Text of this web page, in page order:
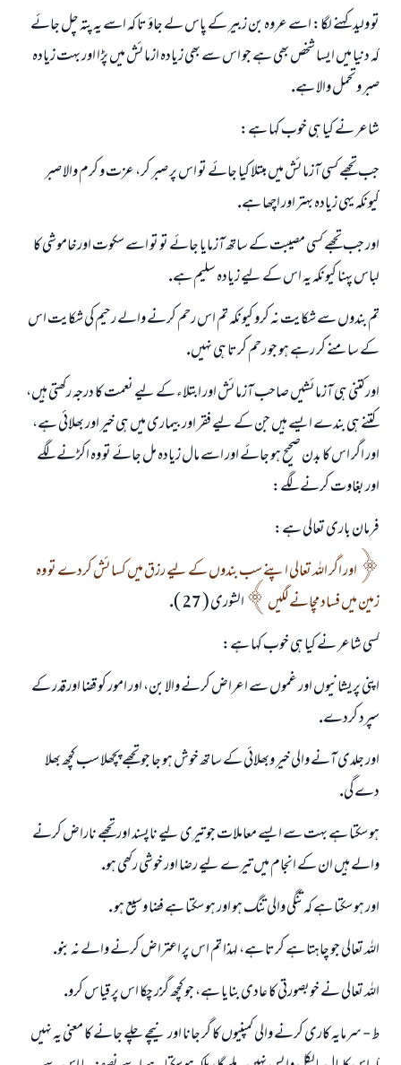
تو وليد كہنے لگا: اسے عروہ بن زبير كے پاس لے جاؤ تا كہ اسے يہ پتہ چل جائے
كہ دنيا ميں ايسا شخص بھى ہے جو اس سے بھى زيادہ ازمائش ميں پڑا اور بہت زيادہ
صبر وتحمل والا ہے.
شاعر نے كيا ہى خوب كہا ہے:
جب تجھے كسى آزمائش ميں مبتلا كيا جائے تو اس پر صبر كر، عزت و كرم والا صبر
كيونكہ يہى زيادہ بہتر اور اچھا ہے.
اور جب تجھے كسى مصيبت كے ساتھ آزمايا جائے تو تو اسے سكوت اورخاموشى كا
لباس پہنا كيونكہ يہ اس كے ليے زيادہ سليم ہے.
تم بندوں سے شكايت نہ كرو كيونكہ تم اس رحم كرنے والے رحيم كى شكايت اس
كے سامنے كر رہے ہو جو رحم كرتا ہى نہيں.
اور كتنى ہى آزمائشيں صاحب آزمائش اور ابتلاء كے ليے نعمت كا درجہ ركھتى ہيں،
كتنے ہى بندے ايسے ہيں جن كے ليے فقر اور بيمارى ميں ہى خير اور بھلائى ہے،
اور اگر اس كا بدن صحيح ہو جائے اور اسے مال زيادہ مل جائے تو وہ اكڑنے لگے
اور بغاوت كرنے لگے:
فرمان بارى تعالى ہے:
اور اگر اللہ تعالى اپنے سب بندوں كے ليے رزق ميں كسائش كردے تو وہ
زمين ميں فساد مچانے لگيں
الشورى ( 27 ).
كسى شاعر نے كيا ہى خوب كہا ہے:
اپنى پريشانيوں اور غموں سے اعراض كرنے والا بن، اور امور كو قضا اورقدر كے
سپرد كردے.
اور جلدى آنے والى خير وبھلائى كے ساتھ خوش ہو جا جو تجھے پچھلا سب كچھ بھلا
دے گى.
ہو سكتا ہے بہت سے ايسے معاملات جو تيرى ليے ناپسند اور تجھے ناراض كرنے
والے ہيں ان كے انجام ميں تيرے ليے رضا اور خوشى ركھى ہو.
اور ہو سكتا ہے كہ تنگى والى تنگ ہو اور ہو سكتا ہے فضا وسيع ہو .
اللہ تعالى جو چاہتا ہے كرتا ہے، لہذا تم اس پر اعتراض كرنے والے نہ بنو.
اللہ تعالى نے خوبصورتى كا عادى بنايا ہے، جو كچھ گزر چكا اس پر قياس كرو.
ط - سرمايہ كارى كرنے والى كمپنيوں كا گر جانا اور نيچے چلے جانے كا معنى يہ نہيں